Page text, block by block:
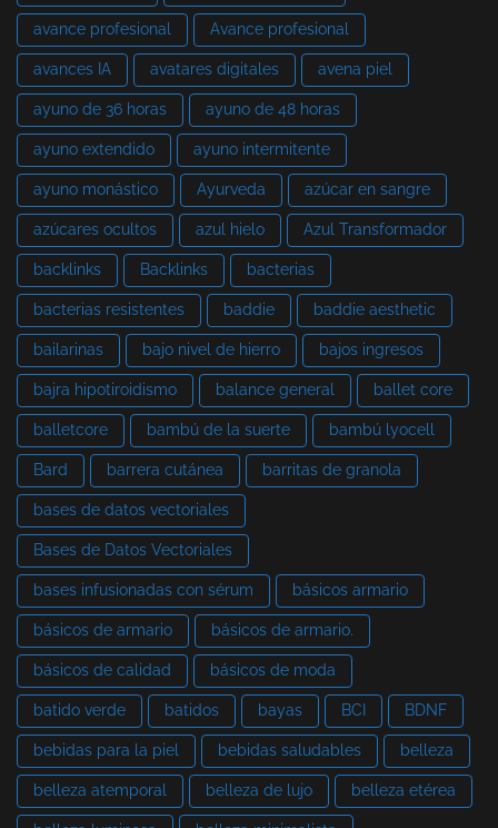
avance profesional Avance profesional
avances IA avatares digitales avena piel
ayuno de 36 horas ayuno de 48 horas
ayuno extendido ayuno intermitente
ayuno monástico Ayurveda azúcar en sangre
azúcares ocultos azul hielo Azul Transformador
backlinks Backlinks bacterias
bacterias resistentes baddie baddie aesthetic
bailarinas bajo nivel de hierro bajos ingresos
bajra hipotiroidismo balance general ballet core
balletcore bambú de la suerte bambú lyocell
Bard barrera cutánea barritas de granola
bases de datos vectoriales
Bases de Datos Vectoriales
bases infusionadas con sérum básicos armario
básicos de armario básicos de armario.
básicos de calidad básicos de moda
batido verde batidos bayas BCI BDNF
bebidas para la piel bebidas saludables belleza
belleza atemporal belleza de lujo belleza etérea